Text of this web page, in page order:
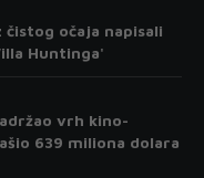
očaja napisali
Huntinga'
vrh kino-
639 miliona dolara